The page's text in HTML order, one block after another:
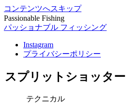
コンテンツへスキップ
Passionable Fishing
パッショナブル フィッシング
Instagram
プライバシーポリシー
スプリットショッター
テクニカル